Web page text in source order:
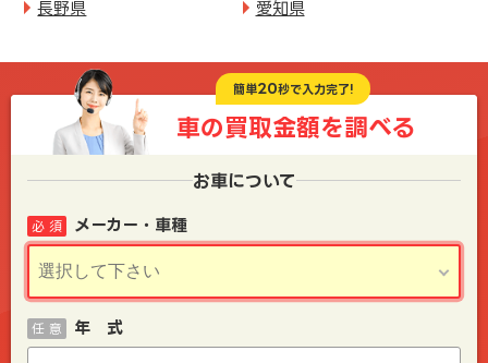
長野県
愛知県
簡単20秒で入力完了!
車の買取金額を調べる
お車について
メーカー・車種
必 須
年 式
任 意